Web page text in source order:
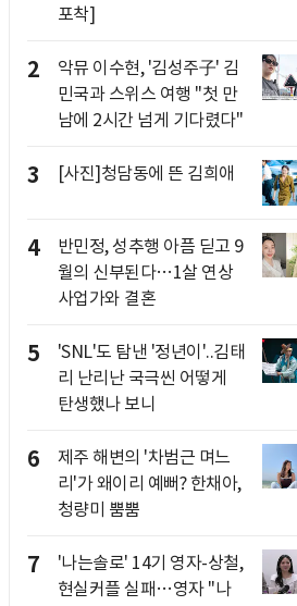
포착]
2
악뮤 이수현, '김성주子' 김
민국과 스위스 여행 "첫 만
남에 2시간 넘게 기다렸다"
3 [사진]청담동에 뜬 김희애
4
반민정, 성추행 아픔 딛고 9
월의 신부된다…1살 연상
사업가와 결혼
5
'SNL'도 탐낸 '정년이'..김태
리 난리난 국극씬 어떻게
탄생했나 보니
6
제주 해변의 '차범근 며느
리'가 왜이리 예뻐? 한채아,
청량미 뿜뿜
7
'나는솔로' 14기 영자-상철,
현실커플 실패…영자 "나